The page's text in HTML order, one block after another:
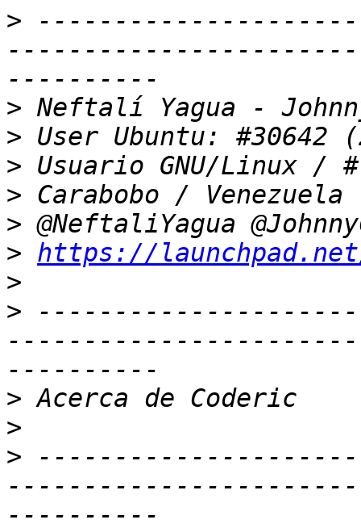
>
>
>
>
>
>
> https://
>
>
>
>
>